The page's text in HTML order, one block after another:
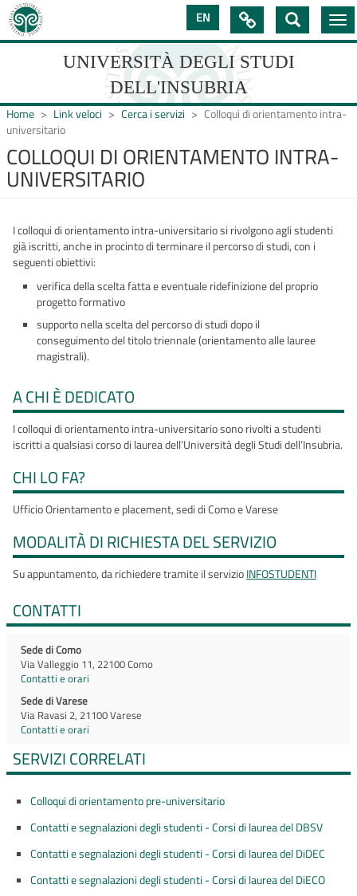
Salta
contenuto
EN
UNIVERSITÀ DEGLI STUDI
DELL'INSUBRIA
UNIVERSIT�
DEGLI
DELL'INSUBRIA

Home Link veloci Cerca i servizi
Colloqui di orientamento intra-
universitario
COLLOQUI DI ORIENTAMENTO INTRA-
UNIVERSITARIO
I colloqui di orientamento intra-universitario si rivolgono agli studenti
già iscritti, anche in procinto di terminare il percorso di studi, con i
seguenti obiettivi:
verifica della scelta fatta e eventuale ridefinizione del proprio
progetto formativo
supporto nella scelta del percorso di studi dopo il
conseguimento del titolo triennale (orientamento alle lauree
magistrali).
A CHI È DEDICATO
I colloqui di orientamento intra-universitario sono rivolti a studenti
iscritti a qualsiasi corso di laurea dell’Università degli Studi dell’Insubria.
CHI LO FA?
Ufficio Orientamento e placement, sedi di Como e Varese
MODALITÀ DI RICHIESTA DEL SERVIZIO
Su appuntamento, da richiedere tramite il servizioINFOSTUDENTI
CONTATTI
Sede di Como
Via Valleggio 11, 22100 Como
Contatti e orari
Sede di Varese
Via Ravasi 2, 21100 Varese
Contatti e orari
SERVIZI CORRELATI
Colloqui di orientamento pre-universitario
Contatti e segnalazioni degli studenti - Corsi di laurea del DBSV
Contatti e segnalazioni degli studenti - Corsi di laurea del DiDEC
Contatti e segnalazioni degli studenti - Corsi di laurea del DiECO